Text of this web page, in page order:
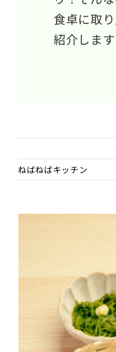
食卓に取
紹介します
ねばねばキッチン